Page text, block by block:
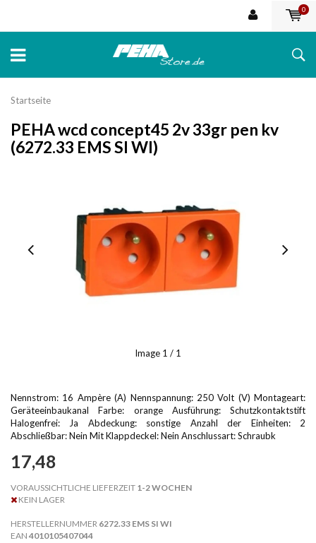
0
Startseite
PEHA wcd concept45 2v 33gr pen kv
(6272.33 EMS SI WI)
Image 1 / 1
Nennstrom: 16 Ampère (A) Nennspannung: 250 Volt (V) Montageart:
Geräteeinbaukanal Farbe: orange Ausführung: Schutzkontaktstift
Halogenfrei: Ja Abdeckung: sonstige Anzahl der Einheiten: 2
Abschließbar: Nein Mit Klappdeckel: Nein Anschlussart: Schraubk
17,48
VORAUSSICHTLICHE LIEFERZEIT 1-2 WOCHEN
KEIN LAGER
HERSTELLERNUMMER 6272.33 EMS SI WI
EAN 4010105407044